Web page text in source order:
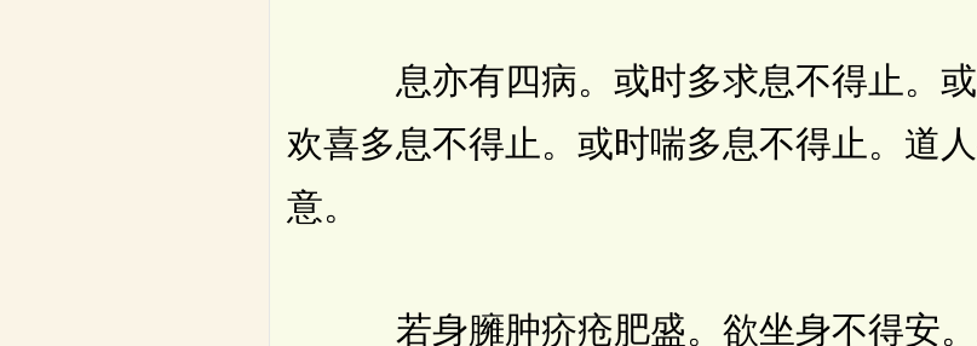
息亦有四病。或时多求息不得止。或
欢喜多息不得止。或时喘多息不得止。道
意。
若身臃肿疥疮肥盛。欲坐身不得安。